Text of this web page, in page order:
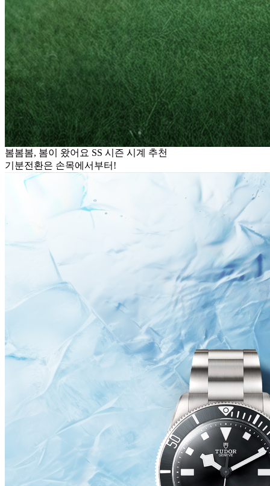
봄봄봄, 봄이 왔어요 SS 시즌 시계 추천
기분전환은 손목에서부터!